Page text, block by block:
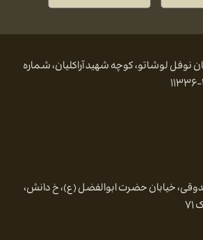
نوفل لوشاتو، کوچه شهید آراکلیان، شماره
خیابان حضرت ابوالفضل (ع)، خ دانش،